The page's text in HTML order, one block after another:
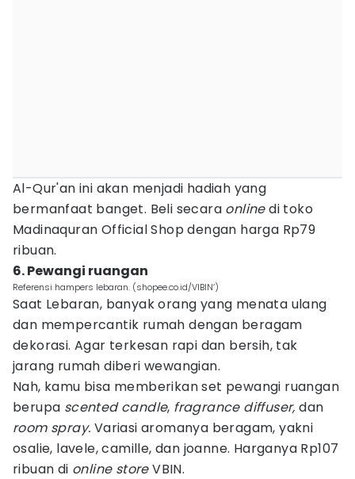
Al-Qur'an ini akan menjadi hadiah yang
bermanfaat banget. Beli secara onlinedi toko
Madinaquran Official Shop dengan harga Rp79
ribuan.
6. Pewangi ruangan
Referensi hampers lebaran. (shopee.co.id/VIBIN’)
Saat Lebaran, banyak orang yang menata ulang
dan mempercantik rumah dengan beragam
dekorasi. Agar terkesan rapi dan bersih, tak
jarang rumah diberi wewangian.
Nah, kamu bisa memberikan set pewangi ruangan
berupa scented candle, fragrance diffuser, dan
room spray. Variasi aromanya beragam, yakni
osalie, lavele, camille, dan joanne. Harganya Rp107
ribuan di online storeVBIN.